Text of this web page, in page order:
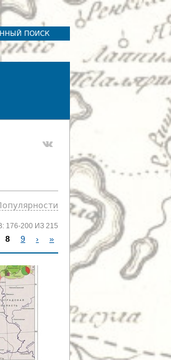
ПОИСК
200 ИЗ 215
8 9 › »